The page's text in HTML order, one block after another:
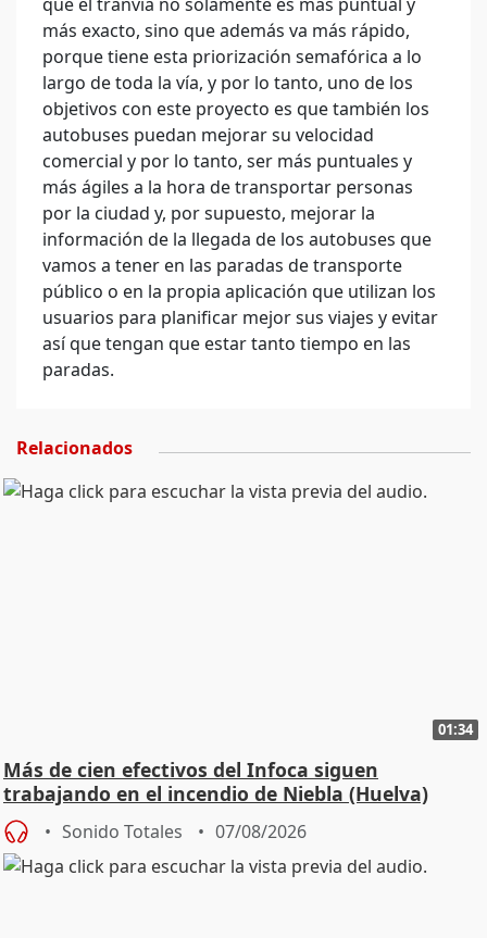
más exacto, sino que además va más rápido,
porque tiene esta priorización semafórica a lo
largo de toda la vía, y por lo tanto, uno de los
objetivos con este proyecto es que también los
autobuses puedan mejorar su velocidad
comercial y por lo tanto, ser más puntuales y
más ágiles a la hora de transportar personas
por la ciudad y, por supuesto, mejorar la
información de la llegada de los autobuses que
vamos a tener en las paradas de transporte
público o en la propia aplicación que utilizan los
usuarios para planificar mejor sus viajes y evitar
así que tengan que estar tanto tiempo en las
paradas.
Relacionados
01:34
Más de cien efectivos del Infoca siguen
trabajando en el incendio de Niebla (Huelva)
Sonido Totales 07/08/2026